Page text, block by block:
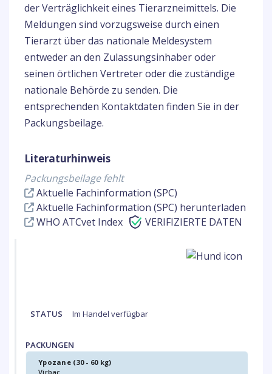
der Verträglichkeit eines Tierarzneimittels. Die
Meldungen sind vorzugsweise durch einen
Tierarzt über das nationale Meldesystem
entweder an den Zulassungsinhaber oder
seinen örtlichen Vertreter oder die zuständige
nationale Behörde zu senden. Die
entsprechenden Kontaktdaten finden Sie in der
Packungsbeilage.
Literaturhinweis
Packungsbeilage fehlt
Aktuelle Fachinformation (SPC)
Aktuelle Fachinformation (SPC) herunterladen
WHO ATCvet Index
VERIFIZIERTE DATEN
STATUS Im Handel verfügbar
PACKUNGEN
Ypozane (30 - 60 kg)
Virbac